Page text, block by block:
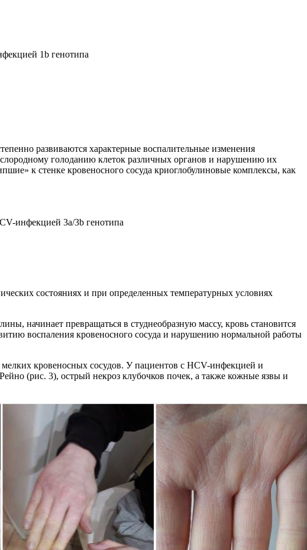
1b генотипа
развиваются характерные воспалительные изменения
голоданию клеток различных органов и нарушению их
к стенке кровеносного сосуда криоглобулиновые комплексы, как
инфекцией 3a/3b генотипа
состояниях и при определенных температурных условиях
начинает превращаться в студнеобразную массу, кровь становится
воспаления кровеносного сосуда и нарушению нормальной работы
мелких кровеносных сосудов. У пациентов с HCV-инфекцией и
(рис. 3), острый некроз клубочков почек, а также кожные язвы и